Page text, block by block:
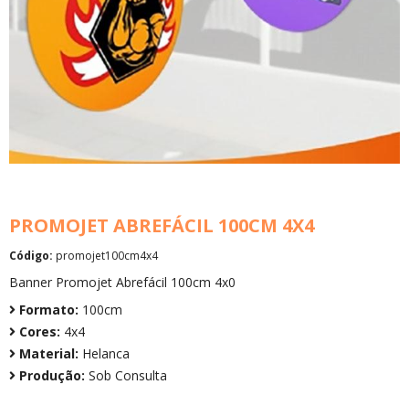
PROMOJET ABREFÁCIL 100CM 4X4
Código: promojet100cm4x4
Banner Promojet Abrefácil 100cm 4x0
Formato: 100cm
Cores: 4x4
Material: Helanca
Produção: Sob Consulta